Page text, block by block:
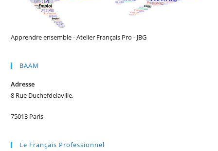
Apprendre ensemble - Atelier Français Pro - JBG
BAAM
Adresse
8 Rue Duchefdelaville,
75013 Paris
Le Français Professionnel